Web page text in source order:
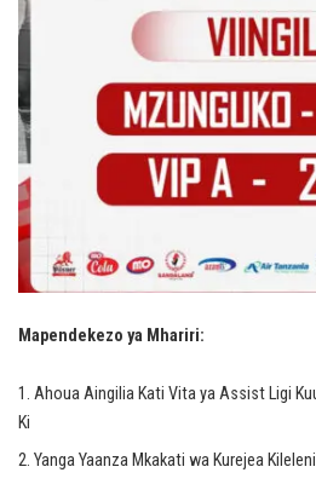
Mapendekezo ya Mhariri:
Ahoua Aingilia Kati Vita ya Assist Ligi
Ki
Yanga Yaanza Mkakati wa Kurejea